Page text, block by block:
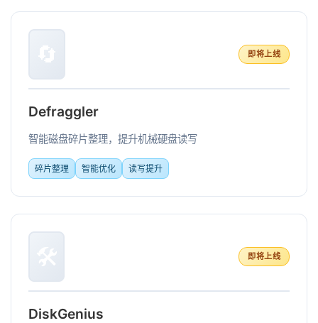
🔄 即将上线
Defraggler
智能磁盘碎片整理，提升机械硬盘读写
碎片整理 智能优化 读写提升
🛠️ 即将上线
DiskGenius